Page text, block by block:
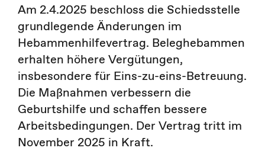
Am 2.4.2025 beschloss die Schiedsstelle
grundlegende Änderungen im
Hebammenhilfevertrag. Beleghebammen
erhalten höhere Vergütungen,
insbesondere für Eins-zu-eins-Betreuung.
Die Maßnahmen verbessern die
Geburtshilfe und schaffen bessere
Arbeitsbedingungen. Der Vertrag tritt im
November 2025 in Kraft.